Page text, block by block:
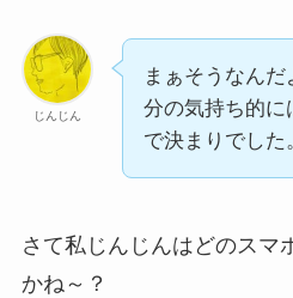
じんじん
まぁそうなん
分の気持ち的に
で決まりでした
さて私じんじんはどのスマ
かね～？